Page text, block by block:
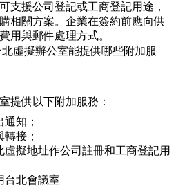
支援公司登記或工商登記用途，
相關方案。企業在簽約前應向供
用與郵件處理方式。
虛擬辦公室能提供哪些附加服
提供以下附加服務：
知；
接；
虛擬地址作公司註冊和工商登記用
台北會議室